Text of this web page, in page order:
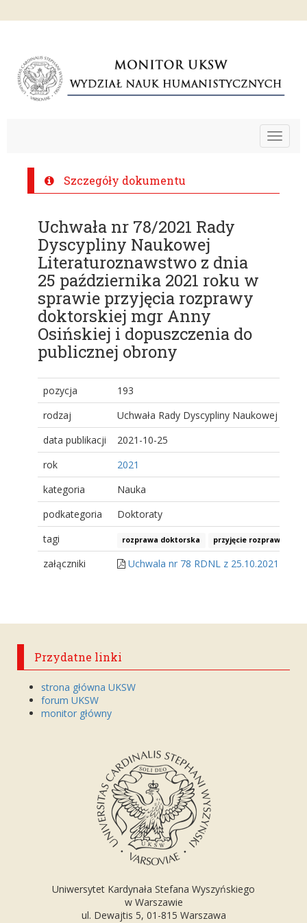
Toggle
Szczegóły dokumentu
Uchwała nr 78/2021 Rady
Dyscypliny Naukowej
Literaturoznawstwo z dnia
25 października 2021 roku w
sprawie przyjęcia rozprawy
doktorskiej mgr Anny
Osińskiej i dopuszczenia do
publicznej obrony
pozycja
193
rodzaj
Uchwała Rady Dyscypliny Naukowej
data publikacji
2021-10-25
rok
2021
kategoria
Nauka
podkategoria
Doktoraty
tagi
rozprawa doktorska przyjęcie rozprawy
załączniki Uchwala nr 78 RDNL z 25.10.2021 r..pdf
Przydatne linki
strona główna UKSW
forum UKSW
monitor główny
Uniwersytet Kardynała Stefana Wyszyńskiego
w Warszawie
ul. Dewajtis 5, 01-815 Warszawa